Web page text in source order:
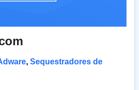
, Sequestradores de